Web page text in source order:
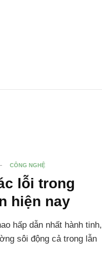
CÔNG NGHỆ
lỗi trong
hiện nay
hấp dẫn nhất hành tinh,
sôi động cả trong lẫn